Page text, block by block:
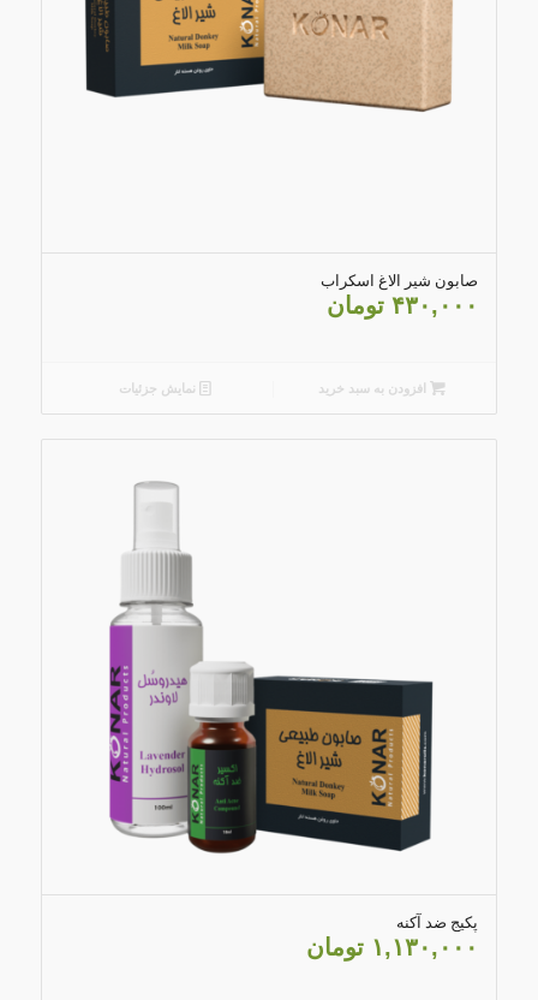
4.67
صابون شیر الاغ اسکراب
۴۳۰,۰۰۰ تومان
افزودن به سبد خرید نمایش جزئیات
4.30
پکیج ضد آکنه
۱,۱۳۰,۰۰۰ تومان